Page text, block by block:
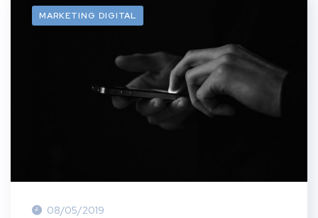
MARKETING DIGITAL
08/05/2019